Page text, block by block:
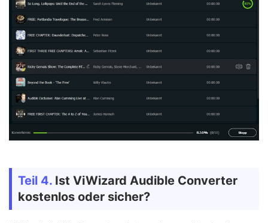
Teil 4. Ist ViWizard Audible Converter
kostenlos oder sicher?